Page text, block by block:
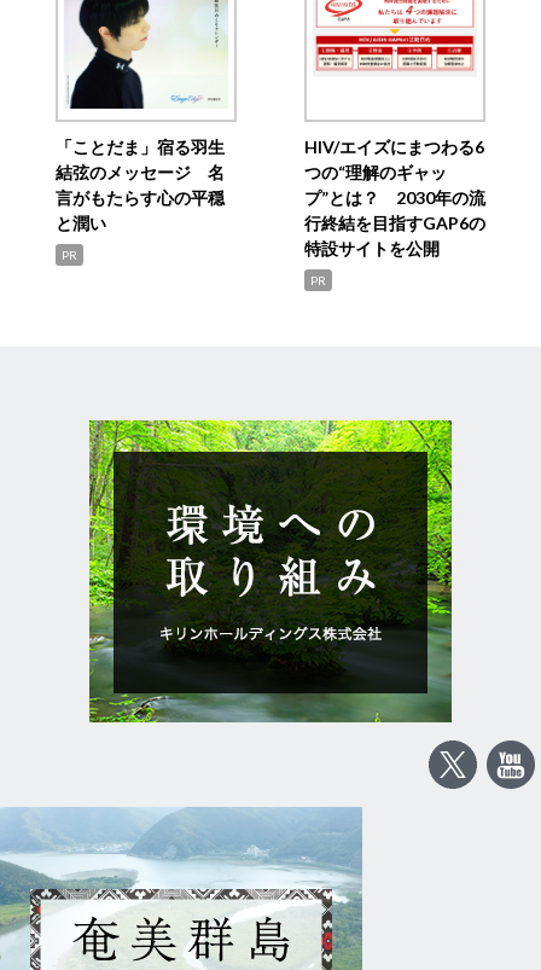
「ことだま」宿る羽生
結弦のメッセージ 名
言がもたらす心の平穏
と潤い
PR
HIV/エイズにまつわる6
つの“理解のギャッ
プ”とは？ 2030年の流
行終結を目指すGAP6の
特設サイトを公開
PR